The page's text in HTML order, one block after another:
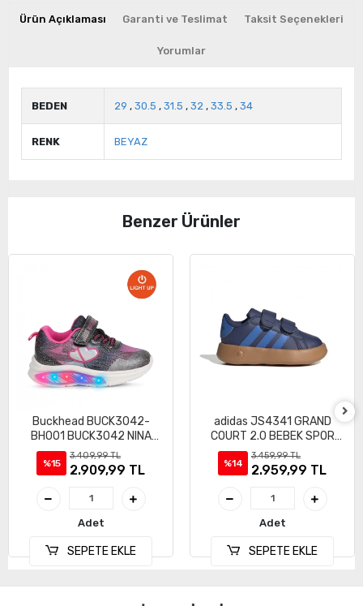
Ürün Açıklaması Garanti ve Teslimat Taksit Seçenekleri
Yorumlar
BEDEN 29 , 30.5 , 31.5 , 32 , 33.5 , 34
RENK BEYAZ
Benzer Ürünler
Buckhead BUCK3042-
BH001 BUCK3042 NINA
IŞIKLI SPOR AYAKKABI
%15
3.409,99 TL
2.909,99 TL
Adet
SEPETE EKLE
adidas JS4341 GRAND
COURT 2.0 BEBEK SPOR
AYAKKABI
%14
3.459,99 TL
2.959,99 TL
Adet
SEPETE EKLE